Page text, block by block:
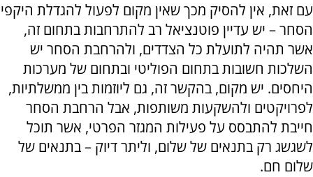
עם זאת, אין להסיק מכך שאין מקום לפעול להגדלת היקפי
הסחר – יש עדיין פוטנציאל רב להתרחבות בתחום זה,
אשר תהיה לתועלת כל הצדדים, ולהרחבת הסחר יש
השלכות חשובות בתחום הפוליטי ובתחום של מערכות
היחסים. יש מקום, בהקשר זה, גם ליוזמות בין ממשלתיות,
לפרויקטים ולהשקעות משותפות, אבל הרחבת הסחר
חייבת להתבסס על פעילות המגזר הפרטי, אשר תוכל
לשגשג רק בתנאים של שלום, וליתר דיוק – בתנאים של
שלום חם.